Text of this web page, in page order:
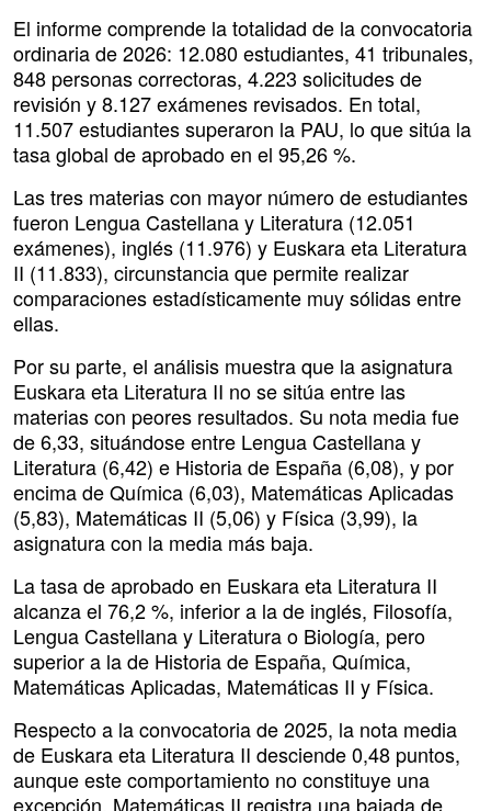
El informe comprende la totalidad de la convocatoria
ordinaria de 2026: 12.080 estudiantes, 41 tribunales,
848 personas correctoras, 4.223 solicitudes de
revisión y 8.127 exámenes revisados. En total,
11.507 estudiantes superaron la PAU, lo que sitúa la
tasa global de aprobado en el 95,26 %.
Las tres materias con mayor número de estudiantes
fueron Lengua Castellana y Literatura (12.051
exámenes), inglés (11.976) y Euskara eta Literatura
II (11.833), circunstancia que permite realizar
comparaciones estadísticamente muy sólidas entre
ellas.
Por su parte, el análisis muestra que la asignatura
Euskara eta Literatura II no se sitúa entre las
materias con peores resultados. Su nota media fue
de 6,33, situándose entre Lengua Castellana y
Literatura (6,42) e Historia de España (6,08), y por
encima de Química (6,03), Matemáticas Aplicadas
(5,83), Matemáticas II (5,06) y Física (3,99), la
asignatura con la media más baja.
La tasa de aprobado en Euskara eta Literatura II
alcanza el 76,2 %, inferior a la de inglés, Filosofía,
Lengua Castellana y Literatura o Biología, pero
superior a la de Historia de España, Química,
Matemáticas Aplicadas, Matemáticas II y Física.
Respecto a la convocatoria de 2025, la nota media
de Euskara eta Literatura II desciende 0,48 puntos,
aunque este comportamiento no constituye una
excepción. Matemáticas II registra una bajada de